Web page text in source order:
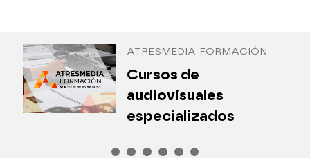
ATRESMEDIA FORMACIÓN
Cursos de
audiovisuales
especializados